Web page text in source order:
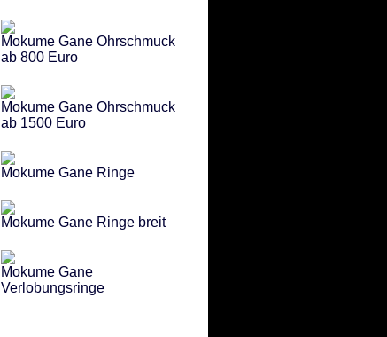
Mokume Gane Ohrschmuck
ab 800 Euro
Mokume Gane Ohrschmuck
ab 1500 Euro
Mokume Gane Ringe
Mokume Gane Ringe breit
Mokume Gane
Verlobungsringe